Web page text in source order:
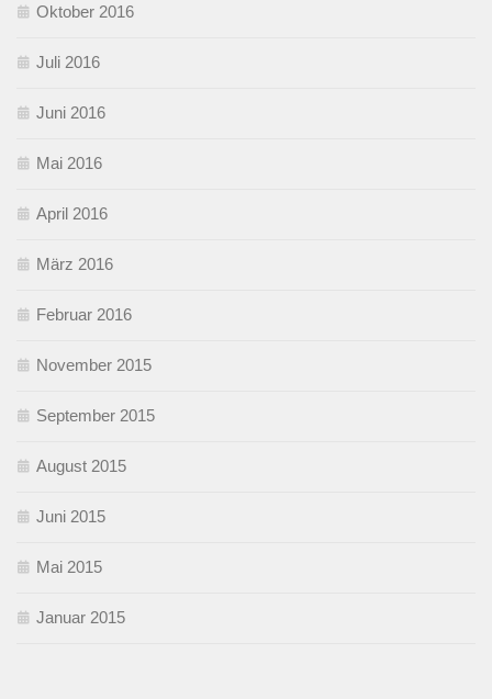
Oktober 2016
Juli 2016
Juni 2016
Mai 2016
April 2016
März 2016
Februar 2016
November 2015
September 2015
August 2015
Juni 2015
Mai 2015
Januar 2015